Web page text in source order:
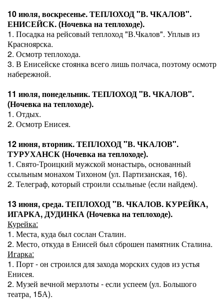
10 июля, воскресенье. ТЕПЛОХОД "В. ЧКАЛОВ".
ЕНИСЕЙСК. (Ночевка на теплоходе).
1. Посадка на рейсовый теплоход "В.Чкалов". Уплыв из
Красноярска.
2. Осмотр теплохода.
3. В Енисейске стоянка всего лишь полчаса, поэтому осмотр
набережной.
11 июля, понедельник. ТЕПЛОХОД "В. ЧКАЛОВ".
(Ночевка на теплоходе).
1. Отдых.
2. Осмотр Енисея.
12 июня, вторник. ТЕПЛОХОД "В. ЧКАЛОВ".
ТУРУХАНСК (Ночевка на теплоходе).
1. Свято-Троицкий мужской монастырь, основанный
ссыльным монахом Тихоном (ул. Партизанская, 16).
2. Телеграф, который строили ссыльные (если найдем).
13 июня, среда. ТЕПЛОХОД "В. ЧКАЛОВ. КУРЕЙКА,
ИГАРКА, ДУДИНКА (Ночевка на теплоходе).
Курейка:
1. Места, куда был сослан Сталин.
2. Место, откуда в Енисей был сброшен памятник Сталина.
Игарка:
1. Порт - он строился для захода морских судов из устья
Енисея.
2. Музей вечной мерзлоты - если успеем (ул. Большого
театра, 15А).